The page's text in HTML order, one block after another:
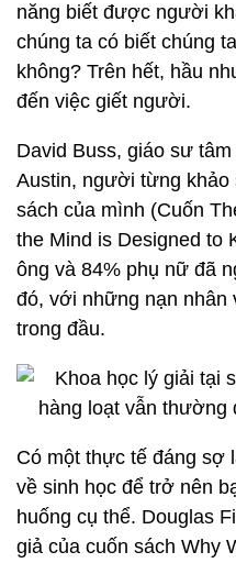
năng biết được người
chúng ta có biết chúng
không? Trên hết, hầu
đến việc giết người.
David Buss, giáo sư
Austin, người từng
sách của mình (Cuốn
the Mind is Designed to
ông và 84% phụ nữ đã
đó, với những nạn nhân
trong đầu.
Có một thực tế đáng sợ
về sinh học để trở nên
huống cụ thể. Douglas
giả của cuốn sách Why